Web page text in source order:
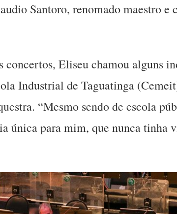
Santoro, renomado maestro e
Eliseu chamou alguns
Industrial de Taguatinga
“Mesmo sendo de escola
única para mim, que nunca tinha